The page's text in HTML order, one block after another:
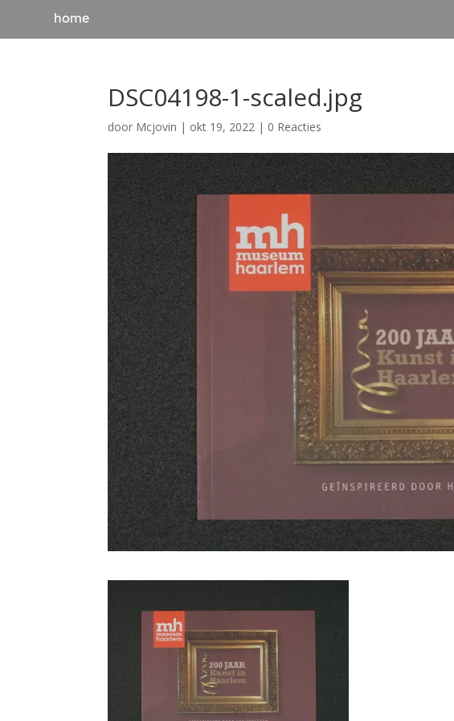
home
DSC04198-1-scaled.jpg
door Mcjovin | okt 19, 2022 | 0 Reacties